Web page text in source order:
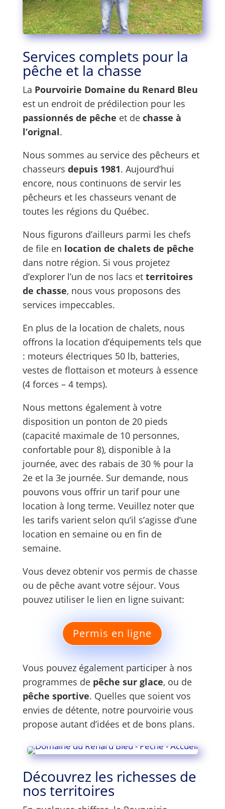
Services complets pour la
pêche et la chasse
La Pourvoirie Domaine du Renard Bleu
est un endroit de prédilection pour les
passionnés de pêche et de chasse à
l’orignal.
Nous sommes au service des pêcheurs et
chasseurs depuis 1981. Aujourd’hui
encore, nous continuons de servir les
pêcheurs et les chasseurs venant de
toutes les régions du Québec.
Nous figurons d’ailleurs parmi les chefs
de file en location de chalets de pêche
dans notre région. Si vous projetez
d’explorer l’un de nos lacs et territoires
de chasse, nous vous proposons des
services impeccables.
En plus de la location de chalets, nous
offrons la location d’équipements tels que
: moteurs électriques 50 lb, batteries,
vestes de flottaison et moteurs à essence
(4 forces – 4 temps).
Nous mettons également à votre
disposition un ponton de 20 pieds
(capacité maximale de 10 personnes,
confortable pour 8), disponible à la
journée, avec des rabais de 30 % pour la
2e et la 3e journée. Sur demande, nous
pouvons vous offrir un tarif pour une
location à long terme. Veuillez noter que
les tarifs varient selon qu’il s’agisse d’une
location en semaine ou en fin de
semaine.
Vous devez obtenir vos permis de chasse
ou de pêche avant votre séjour. Vous
pouvez utiliser le lien en ligne suivant:
Permis en ligne
Vous pouvez également participer à nos
programmes de pêche sur glace, ou de
pêche sportive. Quelles que soient vos
envies de détente, notre pourvoirie vous
propose autant d’idées et de bons plans.
Découvrez les richesses de
nos territoires